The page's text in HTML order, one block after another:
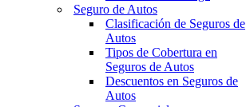
Seguro de Autos
Clasificación de Seguros de
Autos
Tipos de Cobertura en
Seguros de Autos
Descuentos en Seguros de
Autos